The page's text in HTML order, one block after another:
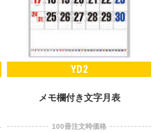
YD2
メモ欄付き文字月表
100冊注文時価格